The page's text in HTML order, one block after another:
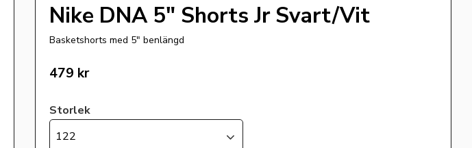
Nike DNA 5" Shorts Jr Svart/Vit
Basketshorts med 5" benlängd
479 kr
Storlek
122